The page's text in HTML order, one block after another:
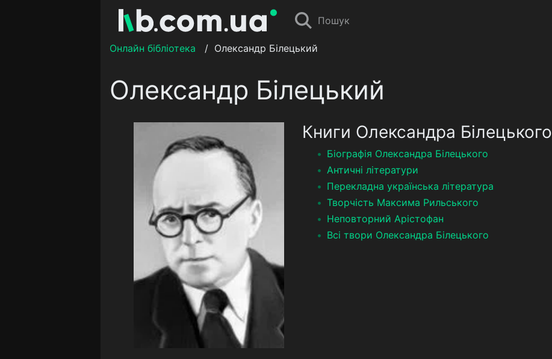
Пошук
Онлайн бібліотека / Олександр Білецький
Олександр Білецький
Книги Олександра Білецького
Біографія Олександра Білецького
Античні літератури
Перекладна українська література
Творчість Максима Рильського
Неповторний Арістофан
Всі твори Олександра Білецького